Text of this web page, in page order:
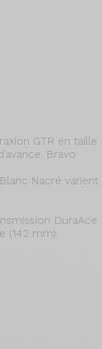
GTR en
Bravo
Nacré varient
(142 mm).